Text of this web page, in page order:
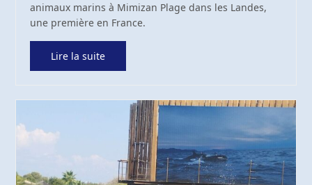
animaux marins à Mimizan Plage dans les Landes,
une première en France.
Lire la suite